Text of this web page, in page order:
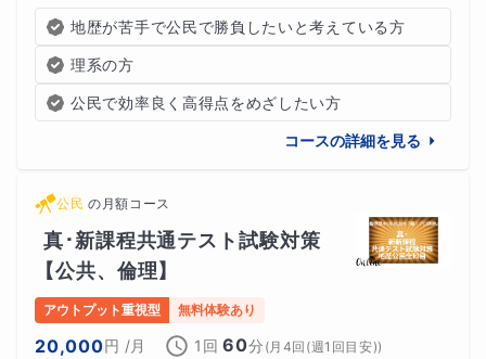
地歴が苦手で公民で勝負したいと考えている方
理系の方
公民で効率良く高得点をめざしたい方
コースの詳細を見る
公民 の 月額コース
真･新課程共通テスト試験対策
【公共、倫理】
アウトプット重視型 無料体験あり
20,000円 /月 1回 60分 (月4回(週1回目安))